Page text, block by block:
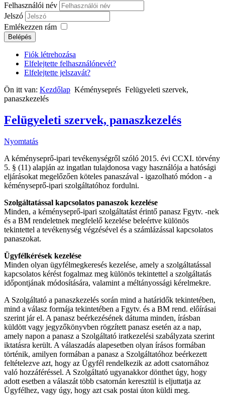
Felhasználói név
Jelszó
Emlékezzen rám
Belépés
Fiók létrehozása
Elfelejtette felhasználónevét?
Elfelejtette jelszavát?
Ön itt van: Kezdőlap Kéményseprés Felügyeleti szervek,
panaszkezelés
Felügyeleti szervek, panaszkezelés
Nyomtatás
A kéményseprő-ipari tevékenységről szóló 2015. évi CCXI. törvény
5. § (11) alapján az ingatlan tulajdonosa vagy használója a hatósági
eljárásokat megelőzően köteles panaszával - igazolható módon - a
kéményseprő-ipari szolgáltatóhoz fordulni.
Szolgáltatással kapcsolatos panaszok kezelése
Minden, a kéményseprő-ipari szolgáltatást érintő panasz Fgytv. -nek
és a BM rendeletnek megfelelő kezelése beleértve különös
tekintettel a tevékenység végzésével és a számlázással kapcsolatos
panaszokat.
Ügyfélkérések kezelése
Minden olyan ügyfélmegkeresés kezelése, amely a szolgáltatással
kapcsolatos kérést fogalmaz meg különös tekintettel a szolgáltatás
időpontjának módosítására, valamint a méltányossági kérelmekre.
A Szolgáltató a panaszkezelés során mind a határidők tekintetében,
mind a válasz formája tekintetében a Fgytv. és a BM rend. előírásai
szerint jár el. A panasz beérkezésének dátuma minden, írásban
küldött vagy jegyzőkönyvben rögzített panasz esetén az a nap,
amely napon a panasz a Szolgáltató iratkezelési szabályzata szerint
iktatásra került. A válaszadás alapesetben olyan írásos formában
történik, amilyen formában a panasz a Szolgáltatóhoz beérkezett
feltételezve azt, hogy az Ügyfél rendelkezik az adott csatornához
való hozzáféréssel. A Szolgáltató ugyanakkor dönthet úgy, hogy
adott esetben a válaszát több csatornán keresztül is eljuttatja az
Ügyfélhez, vagy úgy, hogy azt csak postai úton küldi meg.